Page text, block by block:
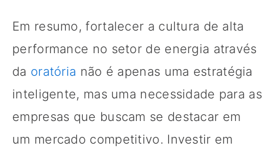
Em resumo, fortalecer a cultura de alta
performance no setor de energia através
da oratória não é apenas uma estratégia
inteligente, mas uma necessidade para as
empresas que buscam se destacar em
um mercado competitivo. Investir em